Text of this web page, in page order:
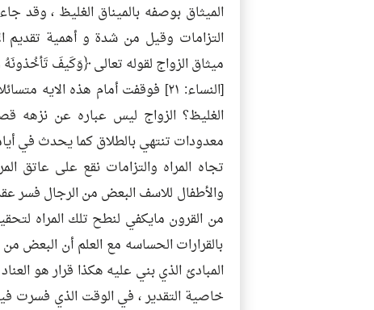
الميثاق بوصفه بالميناق الغليظ ،
التزامات وقيل من شدة و أهمية تقديم
ميثاق الزواج لقوله تعالى ﴿وَكَيفَ
[النساء: ٢١] فوقفت أمام هذه الايه
الغليظ؟ الزواج ليس عباره عن نزهه
معدودات تنتهي بالطلاق كما يحدث في
تجاه المراه والتزامات نقع على عاتق
والأطفال للاسف البعض من الرجال فسر
من القرون مايكفي لنطح تلك المراه
بالقرارات الحساسه مع العلم أن البعض
المبادئ الذي بني عليه هكذا قرار هو
خاصية التقدير ، في الوقت الذي فسرت